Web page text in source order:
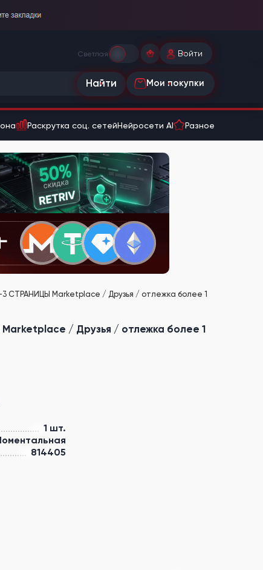
Светлая Войти
Найти Мои покупки
Раскрутка соц. сетейНейросети AI Разное
СТРАНИЦЫ Marketplace / Друзья / отлежка более 1
/ Друзья / отлежка более 1
1 шт.
814405